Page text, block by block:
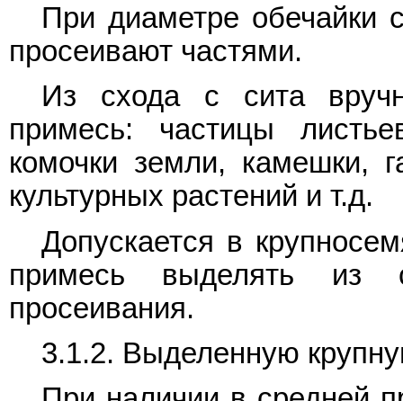
При диаметре обечайки
просеивают частями.
Из схода с сита
примесь: частицы
комочки земли, камешки,
культурных растений и т.д.
Допускается в
примесь выделять из
просеивания.
3.1.2. Выделенную